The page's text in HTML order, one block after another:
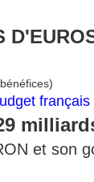
français
et son